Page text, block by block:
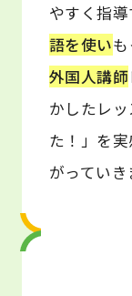
やすく指導
語を使い
外国人講師
かしたレ
た！」を
がっていき